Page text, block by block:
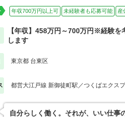
年収700万円以上可 未経験者も応募可能 産
【年収】458万円～700万円※経験を
します
東京都 台東区
都営大江戸線 新御徒町駅／つくばエクス
自分らしく働く。それが、いい仕